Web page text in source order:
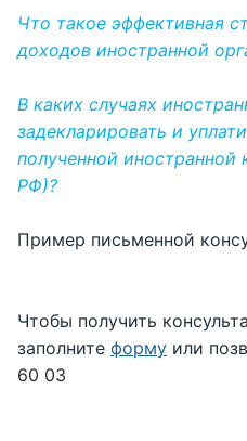
Что такое эффективная
доходов иностранной
В каких случаях
задекларировать и
полученной иностранной
РФ)?
Пример письменной
Чтобы получить
заполните форму или
60 03